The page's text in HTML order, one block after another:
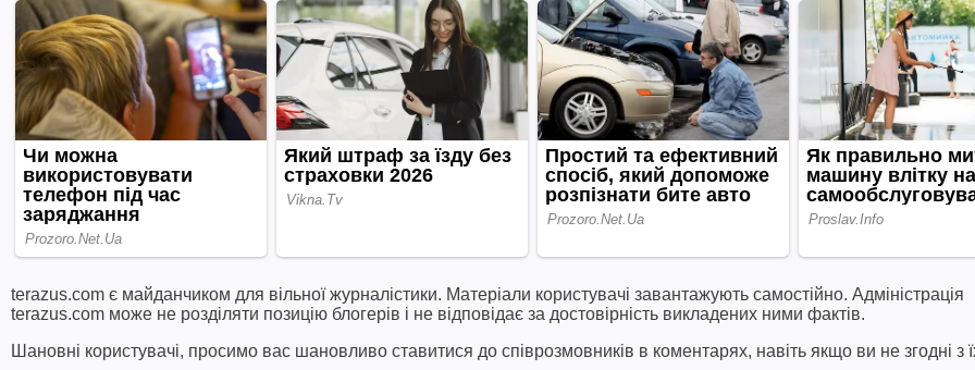
terazus.com є майданчиком для вільної журналістики. Матеріали користувачі завантажують самостійно. Адміністрація
terazus.com може не розділяти позицію блогерів і не відповідає за достовірність викладених ними фактів.
Шановні користувачі, просимо вас шановливо ставитися до співрозмовників в коментарях, навіть якщо ви не згодні з